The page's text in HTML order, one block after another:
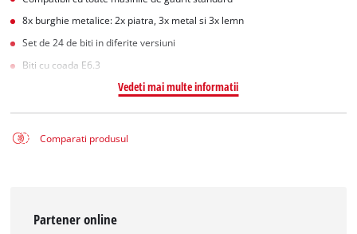
8x burghie metalice: 2x piatra, 3x metal si 3x lemn
Set de 24 de biti in diferite versiuni
Biti cu coada E6.3
Vedeti mai multe informatii
Comparati produsul
Partener online